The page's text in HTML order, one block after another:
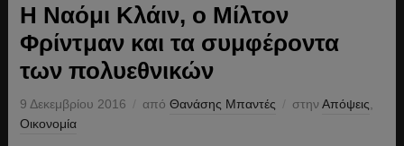
Η Ναόμι Κλάιν, ο Μίλτον
Φρίντμαν και τα συμφέροντα
των πολυεθνικών
9 Δεκεμβρίου 2016 από Θανάσης Μπαντές στηνΑπόψεις
Οικονομία